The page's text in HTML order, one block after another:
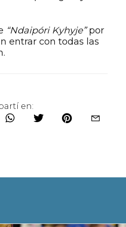
“Ndaipóri Kyhyje”por
entrar con todas las
en: